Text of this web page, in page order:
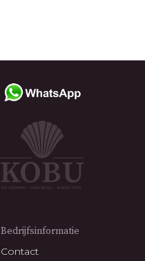
Bedrijfsinformatie
Contact